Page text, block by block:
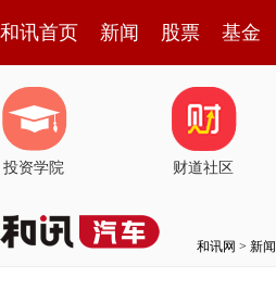
和讯首页 新闻 股票 基金
投资学院 财道社区
和讯网 > 新闻